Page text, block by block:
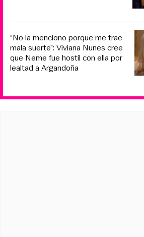
“No la menciono porque me trae
mala suerte”: Viviana Nunes cree
que Neme fue hostil con ella por
lealtad a Argandoña